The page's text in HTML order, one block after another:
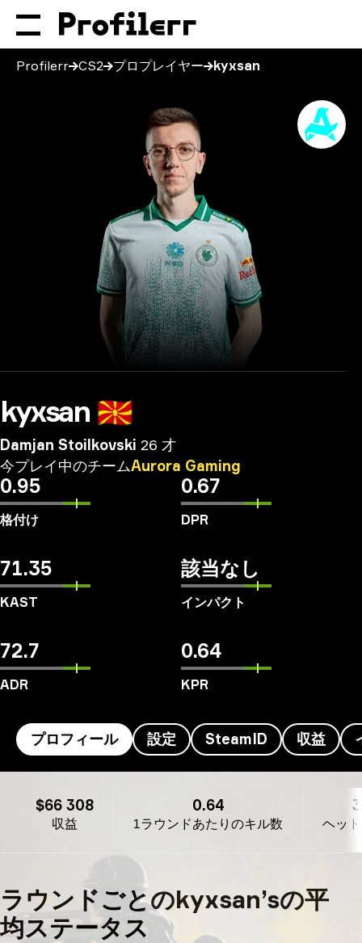
Profilerr CS2 プロプレイヤー kyxsan
kyxsan 🇲🇰
Damjan Stoilkovski 26 才
今プレイ中のチームAurora Gaming
0.95
格付け
0.67
DPR
71.35
KAST
該当なし
インパクト
72.7
ADR
0.64
KPR
プロフィール 設定 SteamID 収益
収益
$66 308
1ラウンドあたりのキル数
0.64
ヘッ
ラウンドごとのkyxsan’sの平
均ステータス